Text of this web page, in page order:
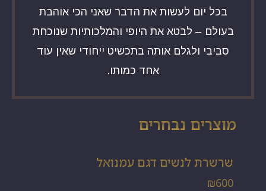
בכל יום לעשות את הדבר שאני הכי אוהבת
בעולם – לבטא את היופי והמלכותיות שנוכחת
סביבי ולגלם אותה בתכשיט ייחודי שאין עוד
אחד כמותו.
מוצרים נבחרים
שרשרת לנשים דגם עמנואל
₪600